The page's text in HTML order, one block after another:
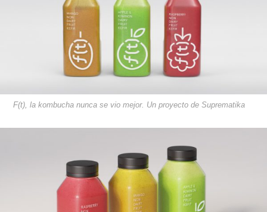
F(t), la kombucha nunca se vio mejor. Un proyecto de Suprematika